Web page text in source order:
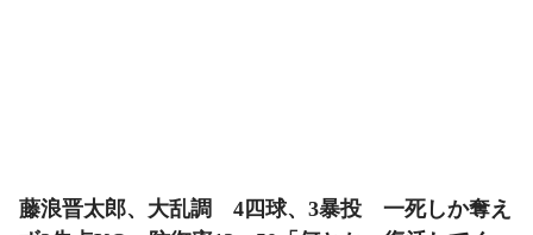
藤浪晋太郎、大乱調 4四球、3暴投 一死しか奪え